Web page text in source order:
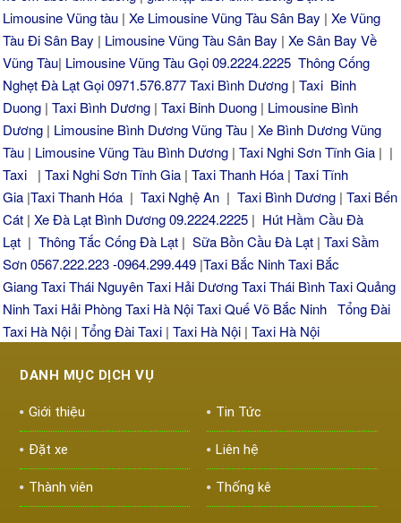
Limousine Vũng tàu |Xe Limousine Vũng Tàu Sân Bay |Xe Vũng
Tàu Đi Sân Bay | Limousine Vũng Tàu Sân Bay |Xe Sân Bay Về
Vũng Tàu| Limousine Vũng Tàu Gọi 09.2224.2225 Thông Cống
Nghẹt Đà Lạt Gọi 0971.576.877 Taxi Bình Dương |Taxi Binh
Duong |Taxi Bình Dương |Taxi Binh Duong | Limousine Bình
Dương | Limousine Bình Dương Vũng Tàu |Xe Bình Dương Vũng
Tàu | Limousine Vũng Tàu Bình Dương |Taxi Nghi Sơn Tĩnh Gia | |
Taxi
| Taxi Nghi Sơn Tĩnh Gia |Taxi Thanh Hóa | Taxi Tĩnh
Gia |Taxi Thanh Hóa |Taxi Nghệ An | Taxi Bình Dương |Taxi Bến
Cát |Xe Đà Lạt Bình Dương 09.2224.2225 | Hút Hầm Cầu Đà
Lạt |Thông Tắc Cống Đà Lạt |Sữa Bồn Cầu Đà Lạt |Taxi Sầm
Sơn 0567.222.223 -0964.299.449 |Taxi Bắc Ninh Taxi Bắc
Giang Taxi Thái Nguyên Taxi Hải Dương Taxi Thái Bình Taxi Quảng
Ninh Taxi Hải Phòng Taxi Hà Nội Taxi Quế Võ Bắc Ninh Tổng Đài
Taxi Hà Nội |Tổng Đài Taxi |Taxi Hà Nội |Taxi Hà Nội
DANH MỤC DỊCH VỤ
Giới thiệu Tin Tức
Đặt xe Liên hệ
Thành viên Thống kê